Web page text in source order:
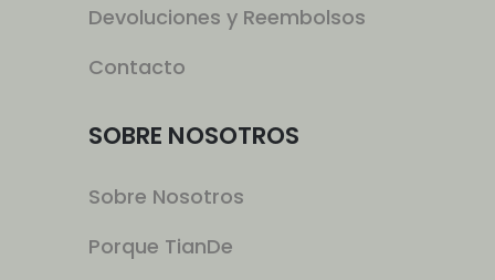
Devoluciones y Reembolsos
Contacto
SOBRE NOSOTROS
Sobre Nosotros
Porque TianDe